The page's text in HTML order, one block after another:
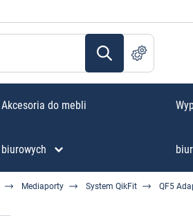
Akcesoria do mebli
biurowych
Mediaporty System QikFit QF5